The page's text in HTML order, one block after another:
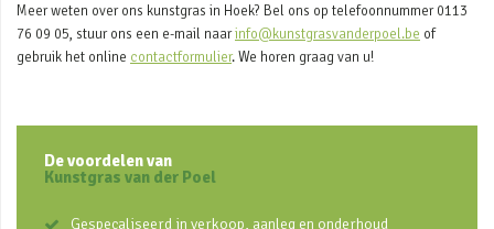
Meer weten over ons kunstgras in Hoek? Bel ons op telefoonnummer 0113
76 09 05, stuur ons een e-mail naarinfo@kunstgrasvanderpoel.be of
gebruik het online contactformulier. We horen graag van u!
De voordelen van
Kunstgras van der Poel
Gespecaliseerd in verkoop, aanleg en onderhoud